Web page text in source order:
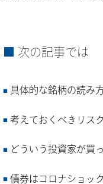
次の記事では
具体的な銘柄の読み
考えておくべきリスク
どういう投資家が買
債券はコロナショッ